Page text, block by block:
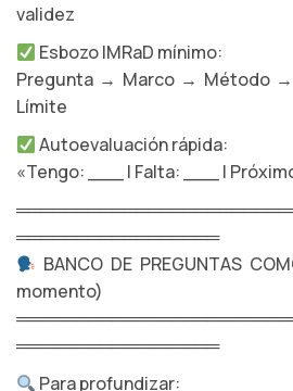
validez
Esbozo IMRaD mínimo:
Pregunta → Marco → Método →
Límite
Autoevaluación rápida:
«Tengo: ___ | Falta: ___ |
═════════════════
BANCO DE PREGUNTAS
momento)
═════════════════
Para profundizar: